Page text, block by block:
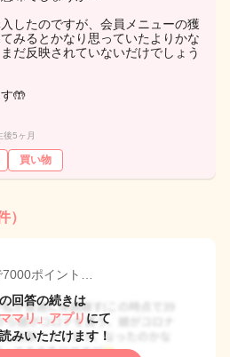
したのですが、会員メニューの獲
みるとかなり思っていたよりかな
だ反映されていないだけでしょう
🤲
後5ヶ月
買い物
）
ポイント…
回答の続きは
マリ」アプリ にて
みいただけます！